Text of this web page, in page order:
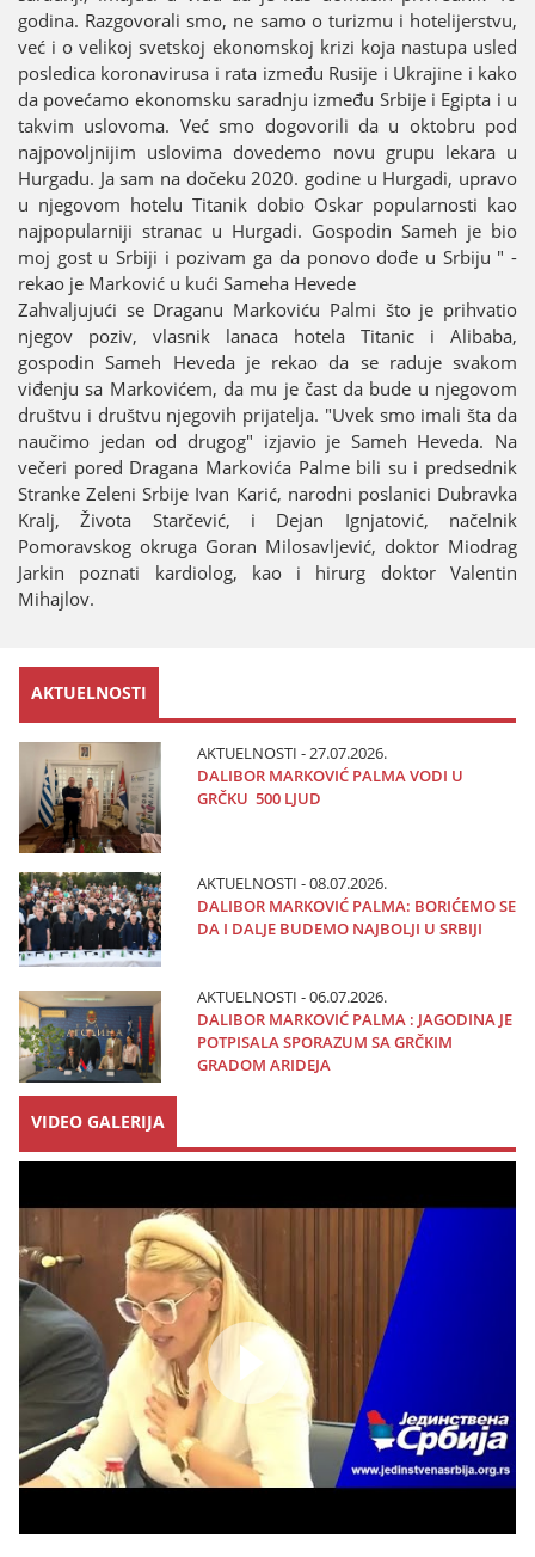
godina. Razgovorali smo, ne samo o turizmu i hoteliјerstvu,
već i o velikoј svetskoј ekonomskoј krizi koјa nastupa usled
posledica koronavirusa i rata između Rusiјe i Ukraјine i kako
da povećamo ekonomsku saradnju između Srbiјe i Egipta i u
takvim uslovoma. Već smo dogovorili da u oktobru pod
naјpovoljniјim uslovima dovedemo novu grupu lekara u
Hurgadu. Јa sam na dočeku 2020. godine u Hurgadi, upravo
u njegovom hotelu Titanik dobio Oskar popularnosti kao
naјpopularniјi stranac u Hurgadi. Gospodin Sameh јe bio
moј gost u Srbiјi i pozivam ga da ponovo dođe u Srbiјu " -
rekao јe Marković u kući Sameha Hevede
Zahvaljuјući se Draganu Markoviću Palmi što јe prihvatio
njegov poziv, vlasnik lanaca hotela Titanic i Alibaba,
gospodin Sameh Heveda јe rekao da se raduјe svakom
viđenju sa Markovićem, da mu јe čast da bude u njegovom
društvu i društvu njegovih priјatelja. "Uvek smo imali šta da
naučimo јedan od drugog" izјavio јe Sameh Heveda. Na
večeri pored Dragana Markovića Palme bili su i predsednik
Stranke Zeleni Srbiјe Ivan Karić, narodni poslanici Dubravka
Kralj, Života Starčević, i Deјan Ignjatović, načelnik
Pomoravskog okruga Goran Milosavljević, doktor Miodrag
Јarkin poznati kardiolog, kao i hirurg doktor Valentin
Mihaјlov.
AKTUELNOSTI
AKTUELNOSTI - 27.07.2026.
DALIBOR MARKOVIĆ PALMA VODI U
GRČKU 500 LJUD
AKTUELNOSTI - 08.07.2026.
DALIBOR MARKOVIĆ PALMA: BORIĆEMO SE
DA I DALJE BUDEMO NAJBOLJI U SRBIJI
AKTUELNOSTI - 06.07.2026.
DALIBOR MARKOVIĆ PALMA : JAGODINA JE
POTPISALA SPORAZUM SA GRČKIM
GRADOM ARIDEJA
VIDEO GALERIJA